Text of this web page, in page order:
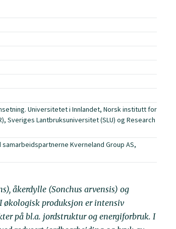
Universitetet i Innlandet, Norsk institutt for
Sveriges Lantbruksuniversitet (SLU) og Research
Kverneland Group AS,
åkerdylle (Sonchus arvensis) og
økologisk produksjon er intensiv
på bl.a. jordstruktur og energiforbruk. I